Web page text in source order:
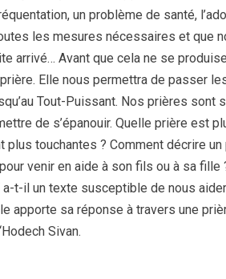
un problème de santé,
les mesures nécessaires et que
arrivé… Avant que cela ne se
Elle nous permettra de passer
Tout-Puissant. Nos prières sont
de s’épanouir. Quelle prière est
plus touchantes ? Comment décrire un
venir en aide à son fils ou à sa fille
t-il un texte susceptible de nous
apporte sa réponse à travers une
Sivan.